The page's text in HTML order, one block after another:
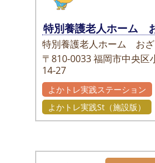
特別養護老人ホーム
特別養護老人ホーム おざ
〒810-0033福岡市中央区
14-27
よかトレ実践ステーション
よかトレ実践St（施設版）